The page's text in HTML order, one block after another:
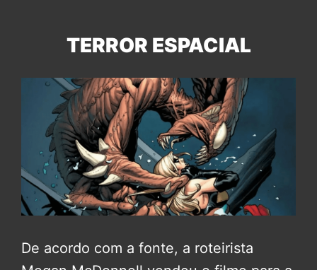
TERROR ESPACIAL
De acordo com a fonte, a roteirista